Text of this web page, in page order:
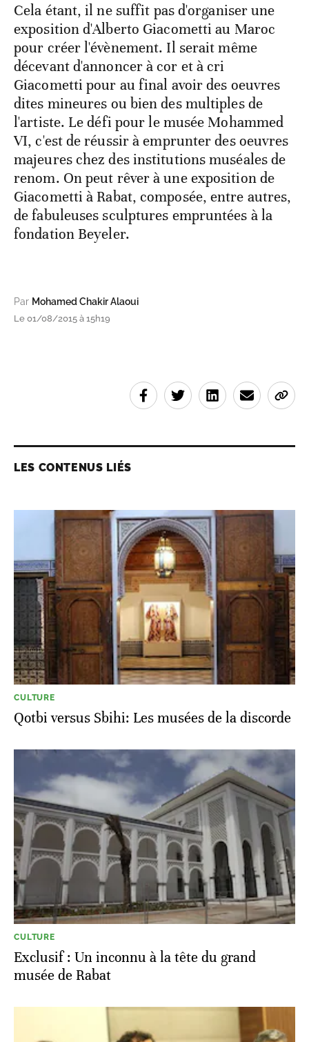
Cela étant, il ne suffit pas d'organiser une
exposition d'Alberto Giacometti au Maroc
pour créer l'évènement. Il serait même
décevant d'annoncer à cor et à cri
Giacometti pour au final avoir des oeuvres
dites mineures ou bien des multiples de
l'artiste. Le défi pour le musée Mohammed
VI, c'est de réussir à emprunter des oeuvres
majeures chez des institutions muséales de
renom. On peut rêver à une exposition de
Giacometti à Rabat, composée, entre autres,
de fabuleuses sculptures empruntées à la
fondation Beyeler.
Par Mohamed Chakir Alaoui
Le 01/08/2015 à 15h19
LES CONTENUS LIÉS
CULTURE
Qotbi versus Sbihi: Les musées de la discorde
CULTURE
Exclusif : Un inconnu à la tête du grand
musée de Rabat